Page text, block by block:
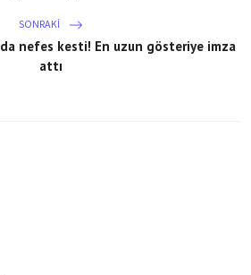
SONRAKI
nefes kesti! En uzun gösteriye imza
attı